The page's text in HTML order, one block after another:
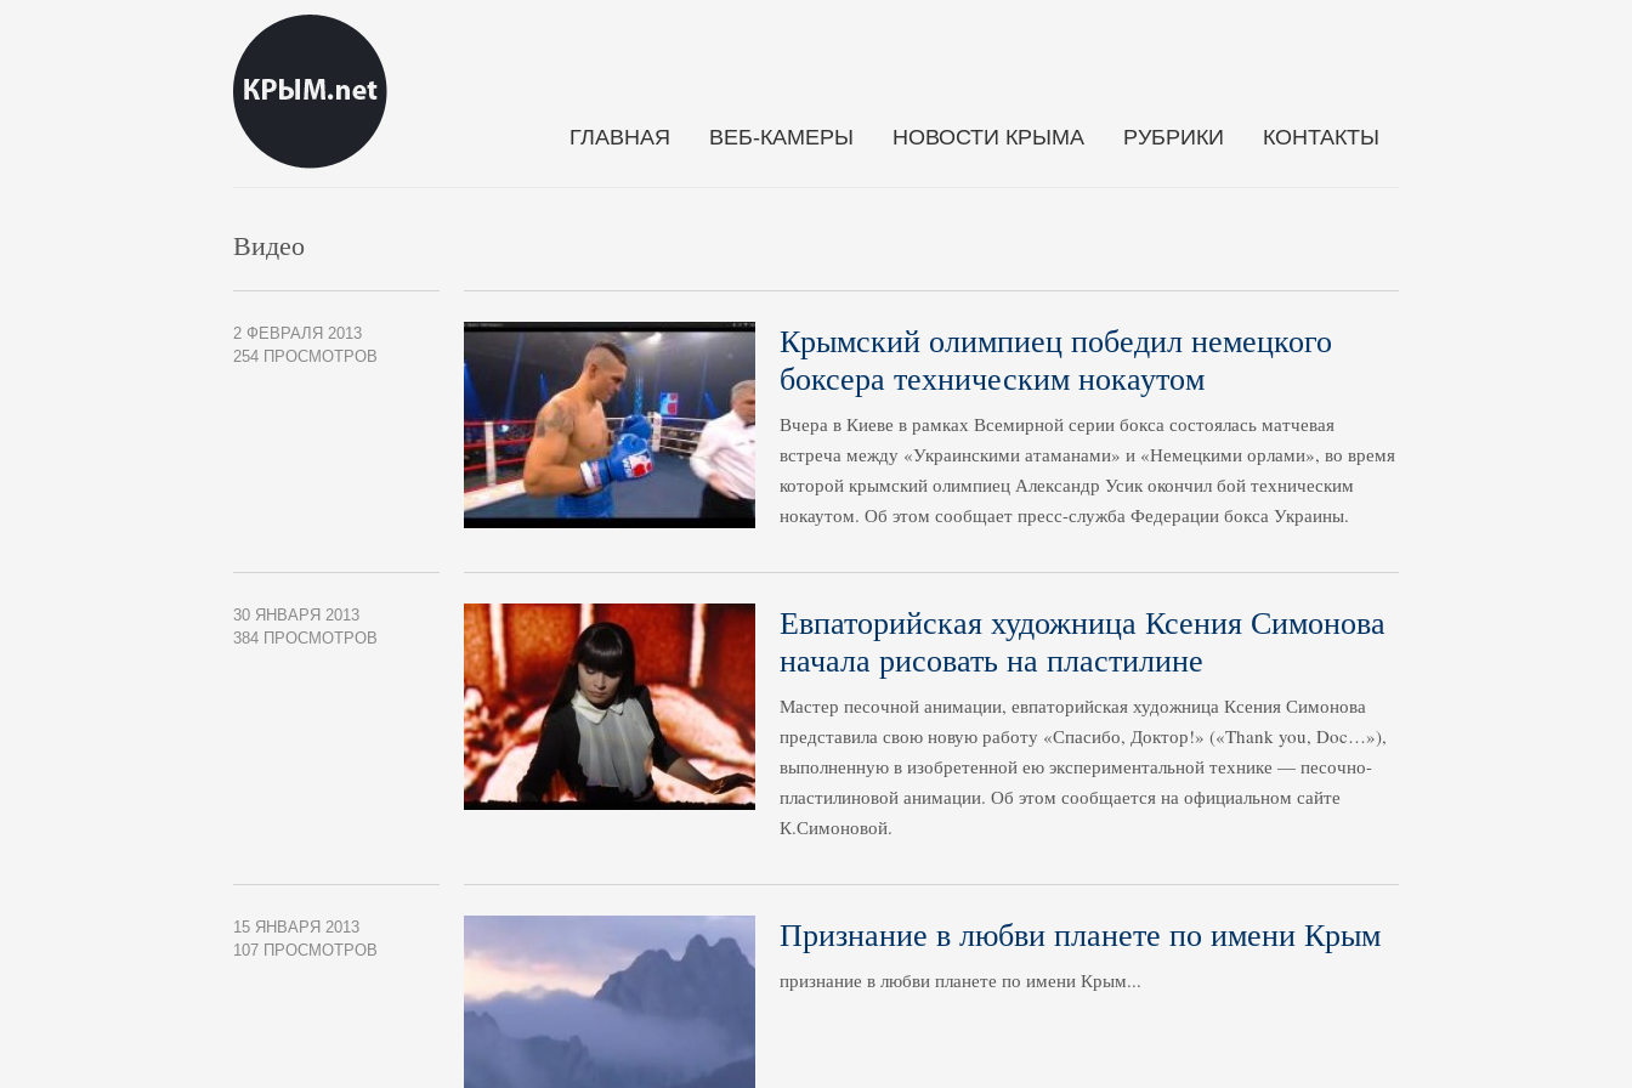
ГЛАВНАЯ ВЕБ-КАМЕРЫ НОВОСТИ КРЫМА РУБРИКИ КОНТАКТЫ
Видео
2 ФЕВРАЛЯ 2013
254 ПРОСМОТРОВ
Крымский олимпиец победил немецкого
боксера техническим нокаутом
Вчера в Киеве в рамках Всемирной серии бокса состоялась матчевая
встреча между «Украинскими атаманами» и «Немецкими орлами», во время
которой крымский олимпиец Александр Усик окончил бой техническим
нокаутом. Об этом сообщает пресс-служба Федерации бокса Украины.
30 ЯНВАРЯ 2013
384 ПРОСМОТРОВ
Евпаторийская художница Ксения Симонова
начала рисовать на пластилине
Мастер песочной анимации, евпаторийская художница Ксения Симонова
представила свою новую работу «Спасибо, Доктор!» («Thank you, Doc…»),
выполненную в изобретенной ею экспериментальной технике — песочно-
пластилиновой анимации. Об этом сообщается на официальном сайте
К.Симоновой.
15 ЯНВАРЯ 2013
107 ПРОСМОТРОВ
Признание в любви планете по имени Крым
признание в любви планете по имени Крым...